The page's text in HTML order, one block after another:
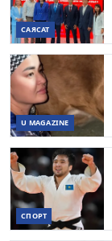
САЯСАТ
U MAGAZINE
СПОРТ